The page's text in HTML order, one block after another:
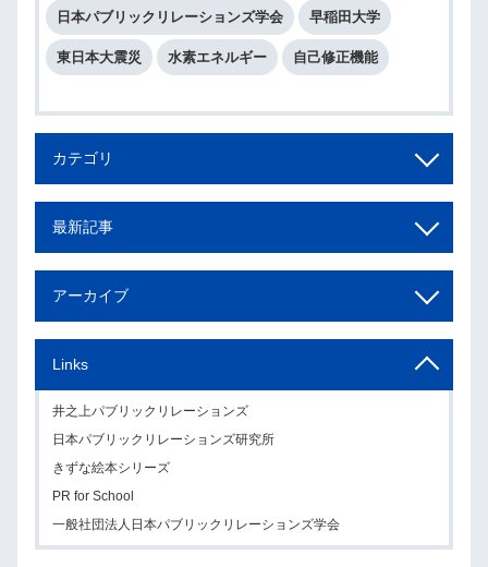
日本パブリックリレーションズ学会 早稲田大学
東日本大震災 水素エネルギー 自己修正機能
カテゴリ
最新記事
アーカイブ
Links
井之上パブリックリレーションズ
日本パブリックリレーションズ研究所
きずな絵本シリーズ
PR for School
一般社団法人日本パブリックリレーションズ学会